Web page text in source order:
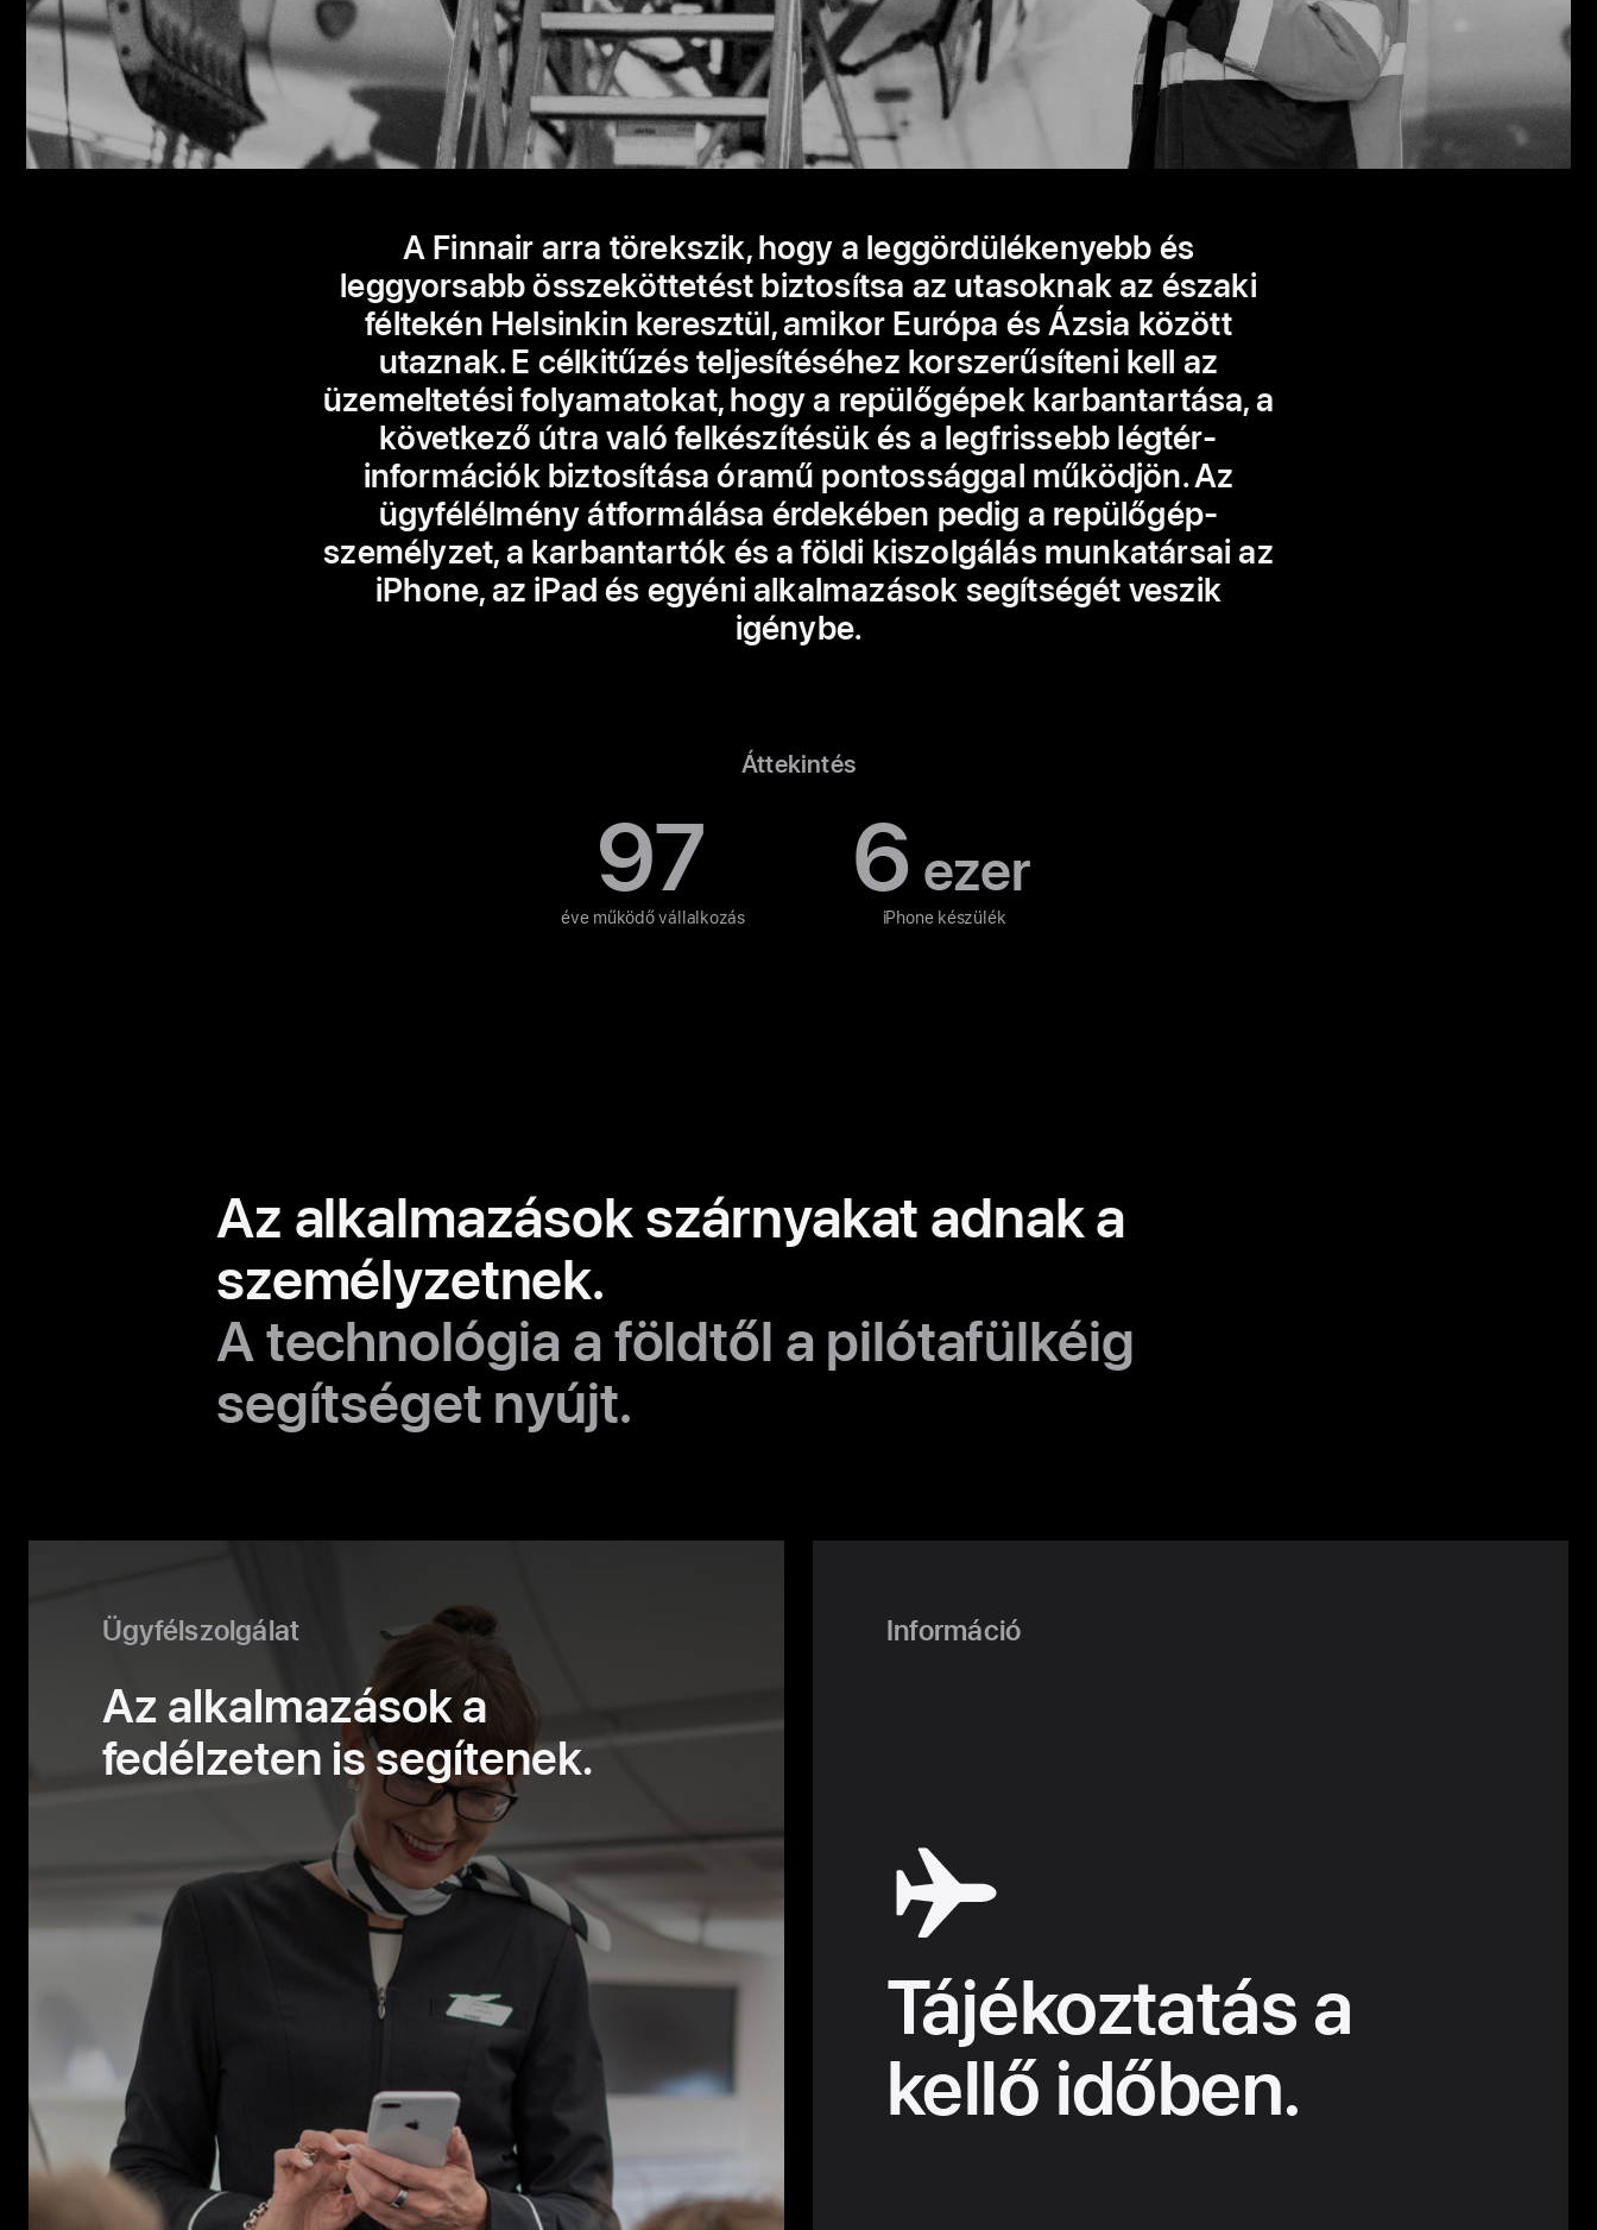
A Finnair arra törekszik, hogy a leggördülékenyebb és
leggyorsabb összeköttetést biztosítsa az utasoknak az északi
féltekén Helsinkin keresztül, amikor Európa és Ázsia között
utaznak. E célkitűzés teljesítéséhez korszerűsíteni kell az
üzemeltetési folyamatokat, hogy a repülőgépek karbantartása, a
következő útra való felkészítésük és a legfrissebb légtér-
információk biztosítása óramű pontossággal működjön. Az
ügyfélélmény átformálása érdekében pedig a repülőgép-
személyzet, a karbantartók és a földi kiszolgálás munkatársai az
iPhone, az iPad és egyéni alkalmazások segítségét veszik
igénybe.
Áttekintés
97
éve működő vállalkozás
6 ezer
iPhone készülék
Az alkalmazások szárnyakat adnak a
személyzetnek.
A technológia a földtől a pilótafülkéig
segítséget nyújt.
Ügyfélszolgálat
Az alkalmazások a
fedélzeten is segítenek.
Információ
Tájékoztatás a
kellő időben.